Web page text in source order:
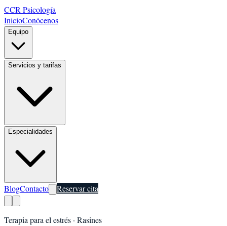
CCR Psicología
InicioConócenos
Equipo
Servicios y tarifas
Especialidades
BlogContacto Reservar cita
Terapia para el estrés · Rasines